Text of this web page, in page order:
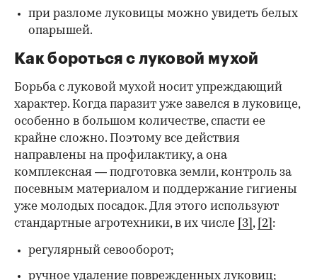
при разломе луковицы можно увидеть белых
опарышей.
Как бороться с луковой мухой
Борьба с луковой мухой носит упреждающий
характер. Когда паразит уже завелся в луковице,
особенно в большом количестве, спасти ее
крайне сложно. Поэтому все действия
направлены на профилактику, а она
комплексная — подготовка земли, контроль за
посевным материалом и поддержание гигиены
уже молодых посадок. Для этого используют
стандартные агротехники, в их числе
[3] , [2] :
регулярный севооборот;
ручное удаление поврежденных луковиц;